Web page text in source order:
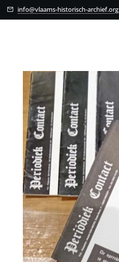
info@vlaams-historisch-archief.org